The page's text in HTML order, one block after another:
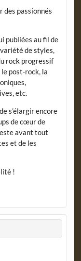
des passionnés
publiées au fil de
de styles,
rock progressif
le post-rock, la
etc.
s’élargir encore
de cœur de
avant tout
et de les
!